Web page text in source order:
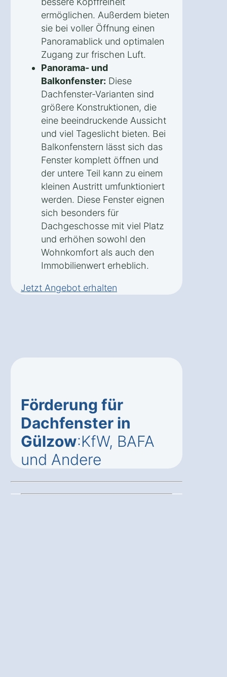
ermöglichen. Außerdem bieten
sie bei voller Öffnung einen
Panoramablick und optimalen
Zugang zur frischen Luft.
Panorama- und
Balkonfenster: Diese
Dachfenster-Varianten sind
größere Konstruktionen, die
eine beeindruckende Aussicht
und viel Tageslicht bieten. Bei
Balkonfenstern lässt sich das
Fenster komplett öffnen und
der untere Teil kann zu einem
kleinen Austritt umfunktioniert
werden. Diese Fenster eignen
sich besonders für
Dachgeschosse mit viel Platz
und erhöhen sowohl den
Wohnkomfort als auch den
Immobilienwert erheblich.
Jetzt Angebot erhalten
Förderung für
Dachfenster in
Gülzow:KfW, BAFA
und Andere